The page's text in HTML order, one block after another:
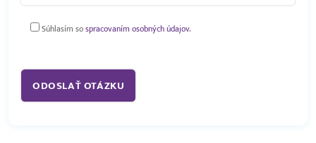
Súhlasím sospracovaním osobných údajov.